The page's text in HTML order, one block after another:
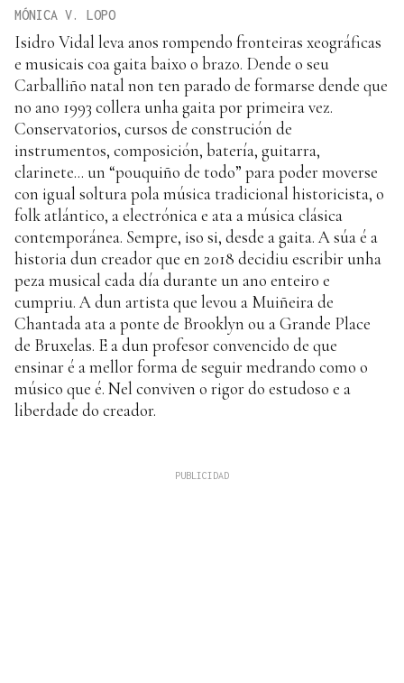
MÓNICA V. LOPO
Isidro Vidal leva anos rompendo fronteiras xeográficas
e musicais coa gaita baixo o brazo. Dende o seu
Carballiño natal non ten parado de formarse dende que
no ano 1993 collera unha gaita por primeira vez.
Conservatorios, cursos de construción de
instrumentos, composición, batería, guitarra,
clarinete... un “pouquiño de todo” para poder moverse
con igual soltura pola música tradicional historicista, o
folk atlántico, a electrónica e ata a música clásica
contemporánea. Sempre, iso si, desde a gaita. A súa é a
historia dun creador que en 2018 decidiu escribir unha
peza musical cada día durante un ano enteiro e
cumpriu. A dun artista que levou a Muiñeira de
Chantada ata a ponte de Brooklyn ou a Grande Place
de Bruxelas. E a dun profesor convencido de que
ensinar é a mellor forma de seguir medrando como o
músico que é. Nel conviven o rigor do estudoso e a
liberdade do creador.